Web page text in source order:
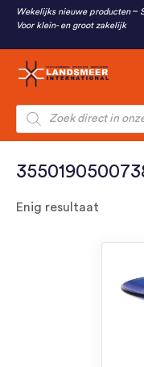
Wekelijks nieuwe producten
Voor klein- en groot zakelijk
Producten
zoeken
Enig resultaat